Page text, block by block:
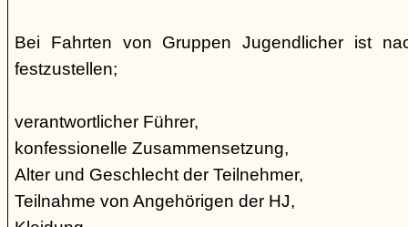
Bei Fahrten von Gruppen Jugendlicher ist
festzustellen;
verantwortlicher Führer,
konfessionelle Zusammensetzung,
Alter und Geschlecht der Teilnehmer,
Teilnahme von Angehörigen der HJ,